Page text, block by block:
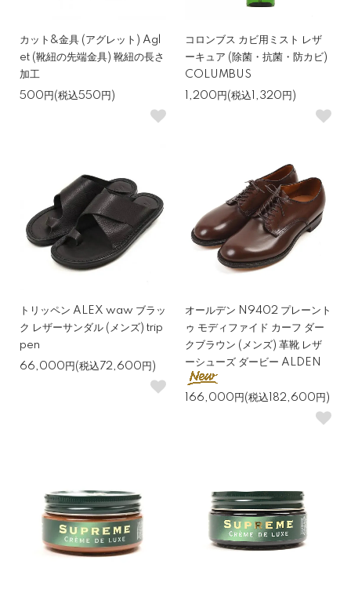
カット&金具 (アグレット) Agl
et (靴紐の先端金具) 靴紐の長さ
加工
500円(税込550円)
コロンブス カビ用ミスト レザ
ーキュア (除菌・抗菌・防カビ)
COLUMBUS
1,200円(税込1,320円)
トリッペン ALEX waw ブラッ
ク レザーサンダル (メンズ) trip
pen
66,000円(税込72,600円)
オールデン N9402 プレーント
ゥ モディファイド カーフ ダー
クブラウン (メンズ) 革靴 レザ
ーシューズ ダービー ALDEN
166,000円(税込182,600円)